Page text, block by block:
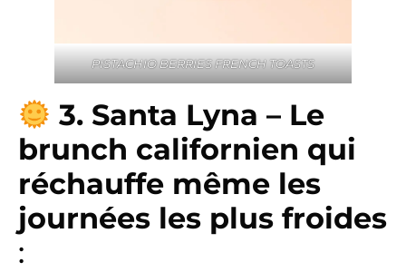
PISTACHIO BERRIES FRENCH TOASTS
3. Santa Lyna – Le
brunch californien qui
réchauffe même les
journées les plus froides
: